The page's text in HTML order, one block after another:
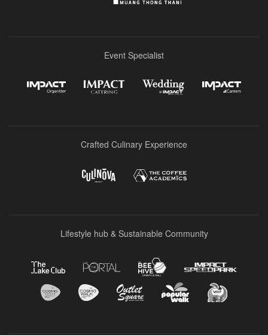
Event Specialist
Crafted Culinary Experience
Lifestyle hub & Sustainable Community